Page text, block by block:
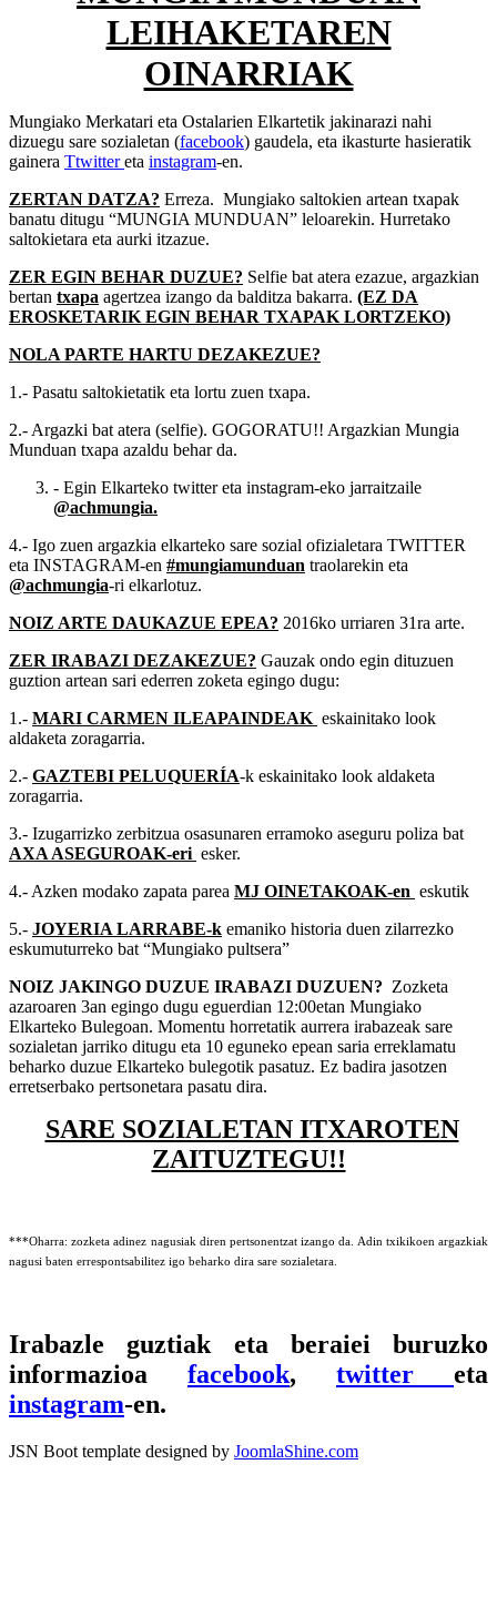
LEIHAKETAREN
OINARRIAK
Mungiako Merkatari eta Ostalarien Elkartetik jakinarazi nahi
dizuegu sare sozialetan (facebook) gaudela, eta ikasturte hasieratik
gainera Ttwittereta instagram-en.
ZERTAN DATZA? Erreza. Mungiako saltokien artean txapak
banatu ditugu “MUNGIA MUNDUAN” leloarekin. Hurretako
saltokietara eta aurki itzazue.
ZER EGIN BEHAR DUZUE? Selfie bat atera ezazue, argazkian
bertan txapa agertzea izango da balditza bakarra. (EZ DA
EROSKETARIK EGIN BEHAR TXAPAK LORTZEKO)
NOLA PARTE HARTU DEZAKEZUE?
1.- Pasatu saltokietatik eta lortu zuen txapa.
2.- Argazki bat atera (selfie). GOGORATU!! Argazkian Mungia
Munduan txapa azaldu behar da.
- Egin Elkarteko twitter eta instagram-eko jarraitzaile
@achmungia.
4.- Igo zuen argazkia elkarteko sare sozial ofizialetara TWITTER
eta INSTAGRAM-en #mungiamunduan traolarekin eta
@achmungia-ri elkarlotuz.
NOIZ ARTE DAUKAZUE EPEA? 2016ko urriaren 31ra arte.
ZER IRABAZI DEZAKEZUE? Gauzak ondo egin dituzuen
guztion artean sari ederren zoketa egingo dugu:
1.- MARI CARMEN ILEAPAINDEAK eskainitako look
aldaketa zoragarria.
2.- GAZTEBI PELUQUERÍA-k eskainitako look aldaketa
zoragarria.
3.- Izugarrizko zerbitzua osasunaren erramoko aseguru poliza bat
AXA ASEGUROAK-eri esker.
4.- Azken modako zapata parea MJ OINETAKOAK-en eskutik
5.- JOYERIA LARRABE-k emaniko historia duen zilarrezko
eskumuturreko bat “Mungiako pultsera”
NOIZ JAKINGO DUZUE IRABAZI DUZUEN? Zozketa
azaroaren 3an egingo dugu eguerdian 12:00etan Mungiako
Elkarteko Bulegoan. Momentu horretatik aurrera irabazeak sare
sozialetan jarriko ditugu eta 10 eguneko epean saria erreklamatu
beharko duzue Elkarteko bulegotik pasatuz. Ez badira jasotzen
erretserbako pertsonetara pasatu dira.
SARE SOZIALETAN ITXAROTEN
ZAITUZTEGU!!
***Oharra: zozketa adinez nagusiak diren pertsonentzat izango da. Adin txikikoen argazkiak
nagusi baten errespontsabilitez igo beharko dira sare sozialetara.
Irabazle guztiak eta beraiei buruzko
informazioa facebook, twitter eta
instagram-en.
JSN Boot template designed by JoomlaShine.com